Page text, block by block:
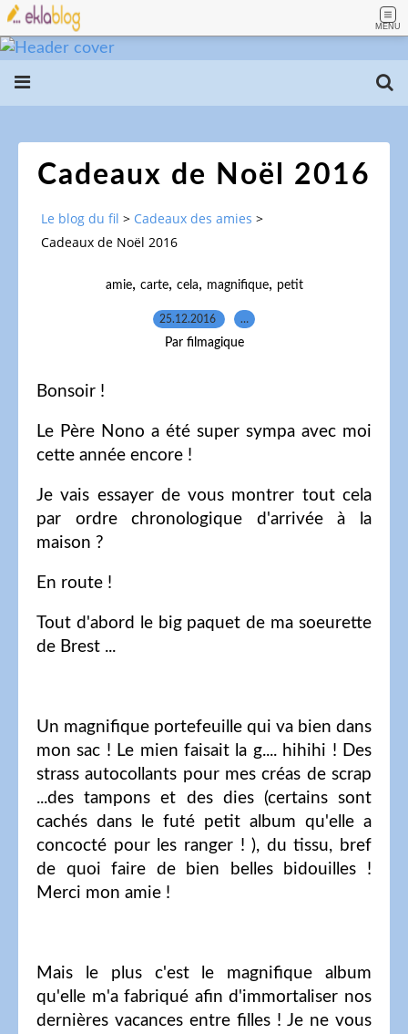
MENU
Cadeaux de Noël 2016
Le blog du fil > Cadeaux des amies >
Cadeaux de Noël 2016
amie, carte, cela, magnifique, petit
25.12.2016 …
Par filmagique
Bonsoir !
Le Père Nono a été super sympa avec moi
cette année encore !
Je vais essayer de vous montrer tout cela
par ordre chronologique d'arrivée à la
maison ?
En route !
Tout d'abord le big paquet de ma soeurette
de Brest ...
Un magnifique portefeuille qui va bien dans
mon sac ! Le mien faisait la g.... hihihi ! Des
strass autocollants pour mes créas de scrap
...des tampons et des dies (certains sont
cachés dans le futé petit album qu'elle a
concocté pour les ranger ! ), du tissu, bref
de quoi faire de bien belles bidouilles !
Merci mon amie !
Mais le plus c'est le magnifique album
qu'elle m'a fabriqué afin d'immortaliser nos
dernières vacances entre filles ! Je ne vous